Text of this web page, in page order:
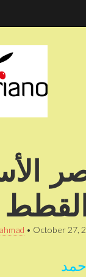
• October 27,